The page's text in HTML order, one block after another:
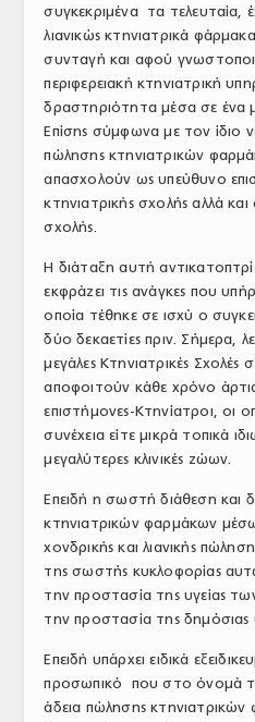
συγκεκριμένα τα τελευταία,
λιανικώς κτηνιατρικά
συνταγή και αφού
περιφερειακή κτηνιατρική
δραστηριότητα μέσα σε ένα
Επίσης σύμφωνα με τον ίδιο
πώλησης κτηνιατρικών
απασχολούν ως υπεύθυνο
κτηνιατρικής σχολής αλλά
σχολής.
Η διάταξη αυτή
εκφράζει τις ανάγκες που
οποία τέθηκε σε ισχύ ο
δύο δεκαετίες πριν. Σήμερα,
μεγάλες Κτηνιατρικές Σχολές
αποφοιτούν κάθε χρόνο
επιστήμονες-Κτηνίατροι, οι
συνέχεια είτε μικρά τοπικά
μεγαλύτερες κλινικές ζώων.
Επειδή η σωστή διάθεση και
κτηνιατρικών φαρμάκων
χονδρικής και λιανικής
της σωστής κυκλοφορίας
την προστασία της υγείας
την προστασία της δημόσιας
Επειδή υπάρχει ειδικά
προσωπικό που στο όνομά
άδεια πώλησης